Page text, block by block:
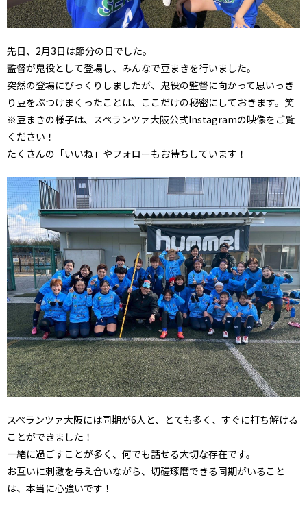
先日、2月3日は節分の日でした。
監督が鬼役として登場し、みんなで豆まきを行いました。
突然の登場にびっくりしましたが、鬼役の監督に向かって思いっき
り豆をぶつけまくったことは、ここだけの秘密にしておきます。笑
※豆まきの様子は、スペランツァ大阪公式Instagramの映像をご覧
ください！
たくさんの「いいね」やフォローもお待ちしています！
スペランツァ大阪には同期が6人と、とても多く、すぐに打ち解ける
ことができました！
一緒に過ごすことが多く、何でも話せる大切な存在です。
お互いに刺激を与え合いながら、切磋琢磨できる同期がいること
は、本当に心強いです！